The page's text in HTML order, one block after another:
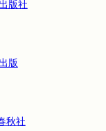
版社
版
秋社